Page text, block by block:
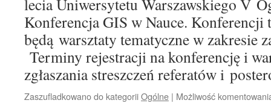
lecia Uniwersytetu Warszawskiego V
Konferencja GIS w Nauce. Konferencji
będą warsztaty tematyczne w zakresie
Terminy rejestracji na konferencję i
zgłaszania streszczeń referatów i
Zaszufladkowano do kategoriiOgólne | Możliwość